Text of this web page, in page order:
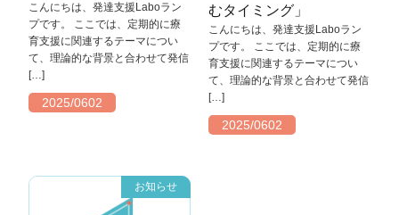
こんにちは、発達支援Laboラン
プです。 ここでは、定期的に療
育支援に関連するテーマについ
て、理論的な背景と合わせて発信
[…]
2025/0602
むタイミング」
こんにちは、発達支援Laboラン
プです。 ここでは、定期的に療
育支援に関連するテーマについ
て、理論的な背景と合わせて発信
[…]
2025/0602
お知らせ